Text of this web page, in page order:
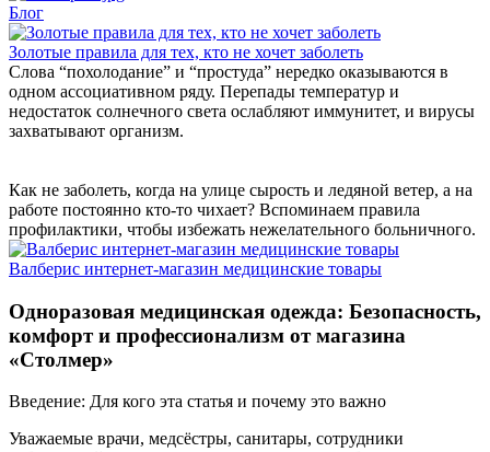
Блог
Золотые правила для тех, кто не хочет заболеть
Слова “похолодание” и “простуда” нередко оказываются в
одном ассоциативном ряду. Перепады температур и
недостаток солнечного света ослабляют иммунитет, и вирусы
захватывают организм.
Как не заболеть, когда на улице сырость и ледяной ветер, а на
работе постоянно кто-то чихает? Вспоминаем правила
профилактики, чтобы избежать нежелательного больничного.
Валберис интернет-магазин медицинские товары
Одноразовая медицинская одежда: Безопасность,
комфорт и профессионализм от магазина
«Столмер»
Введение: Для кого эта статья и почему это важно
Уважаемые врачи, медсёстры, санитары, сотрудники